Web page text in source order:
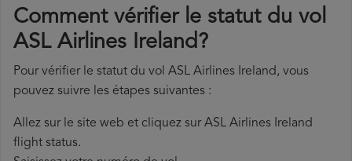
Comment vérifier le statut du vol
ASL Airlines Ireland?
Pour vérifier le statut du vol ASL Airlines Ireland, vous
pouvez suivre les étapes suivantes :
Allez sur le site web et cliquez sur ASL Airlines Ireland
flight status.